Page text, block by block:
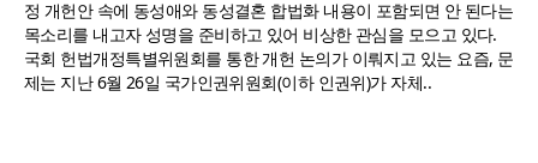
정 개헌안 속에 동성애와 동성결혼 합법화 내용이 포함되면 안 된다는
목소리를 내고자 성명을 준비하고 있어 비상한 관심을 모으고 있다.
국회 헌법개정특별위원회를 통한 개헌 논의가 이뤄지고 있는 요즘, 문
제는 지난 6월 26일 국가인권위원회(이하 인권위)가 자체..